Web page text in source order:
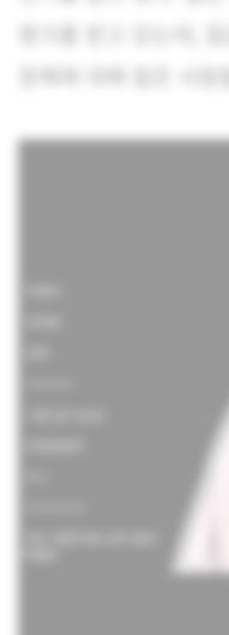
평가를 받고 있는데,
정체에 대해 많은 사람